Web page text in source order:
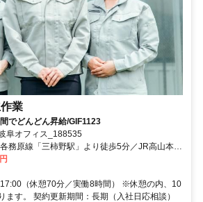
業
でどんどん昇給/GIF1123
阜オフィス_188535
務原線「三柿野駅」より徒歩5分／JR高山本線
（休憩70分／実働8時間） ※休憩の内、10
ます。 契約更新期間：長期（入社日応相談）